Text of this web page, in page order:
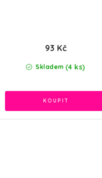
Skladem (4 ks)
93 Kč